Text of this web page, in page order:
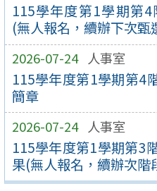
115學年度第1學期第
(無人報名，續辦下次甄
2026-07-24 人事室
115學年度第1學期第4
簡章
2026-07-24 人事室
115學年度第1學期第3
果(無人報名，續辦次階